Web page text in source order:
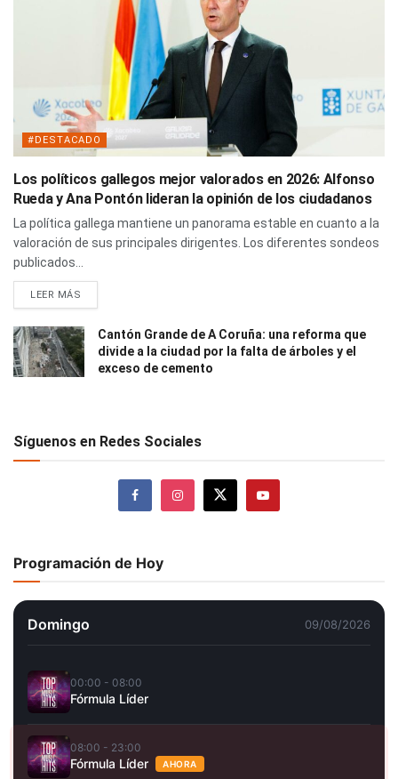
#DESTACADO
Los políticos gallegos mejor valorados en 2026: Alfonso
Rueda y Ana Pontón lideran la opinión de los ciudadanos
La política gallega mantiene un panorama estable en cuanto a la
valoración de sus principales dirigentes. Los diferentes sondeos
publicados...
LEER MÁS
Cantón Grande de A Coruña: una reforma que
divide a la ciudad por la falta de árboles y el
exceso de cemento
Síguenos en Redes Sociales
Programación de Hoy
Domingo 09/08/2026
00:00 - 08:00
Fórmula Líder
08:00 - 23:00
Fórmula Líder AHORA